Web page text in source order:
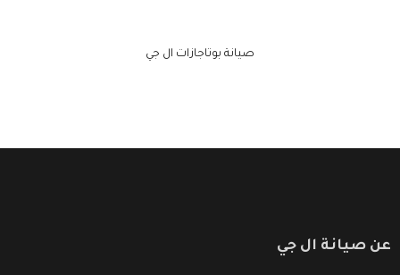
صيانة بوتاجازات ال جي
عن صيانة ال جي